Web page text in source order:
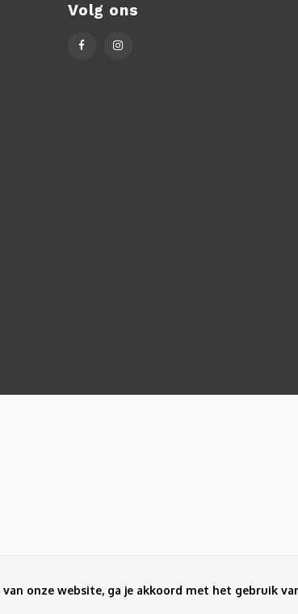
Volg ons
onze website, ga je akkoord met het gebruik